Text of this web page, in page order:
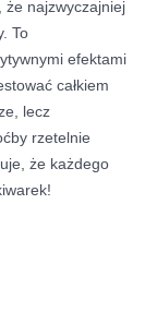
że najzwyczajniej
To
efektami
całkiem
lecz
rzetelnie
że każdego